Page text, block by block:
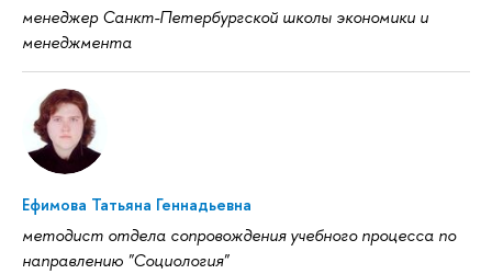
менеджер Санкт-Петербургской школы экономики и
менеджмента
Ефимова Татьяна Геннадьевна
методист отдела сопровождения учебного процесса по
направлению "Социология"